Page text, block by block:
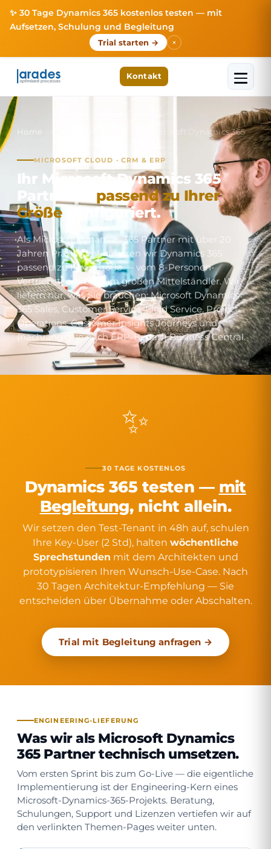
✨ 30 Tage Dynamics 365 kostenlos testen — mit
Aufsetzen, Schulung und Begleitung
Trial starten → ×
Kontakt
Home Microsoft Dynamics 365
MICROSOFT CLOUD · CRM & ERP
Ihr Microsoft Dynamics 365
Partner — passend zu Ihrer
Größekonfiguriert.
Als Microsoft Dynamics 365 Partner mit über 20
Jahren Praxis konfigurieren wir Dynamics 365
passend zu Ihrer Größe — vom 8-Personen-
Vertriebsteam bis zum großen Mittelständler. Wir
liefern nur, was Sie brauchen: Microsoft Dynamics
365 Sales, Customer Service, Field Service, Project
Operations, Customer Insights Journeys und
(nachrangig, je nach ERP-Bedarf) Business Central.
✨
30 TAGE KOSTENLOS
Dynamics 365 testen — mit
Begleitung, nicht allein.
Wir setzen den Test-Tenant in 48h auf, schulen
Ihre Key-User (2 Std), halten wöchentliche
Sprechstunden mit dem Architekten und
prototypisieren Ihren Wunsch-Use-Case. Nach
30 Tagen Architektur-Empfehlung — Sie
entscheiden über Übernahme oder Abschalten.
Trial mit Begleitung anfragen →
ENGINEERING-LIEFERUNG
Was wir als Microsoft Dynamics
365 Partner technisch umsetzen.
Vom ersten Sprint bis zum Go-Live — die eigentliche
Implementierung ist der Engineering-Kern eines
Microsoft-Dynamics-365-Projekts. Beratung,
Schulungen, Support und Lizenzen vertiefen wir auf
den verlinkten Themen-Pages weiter unten.